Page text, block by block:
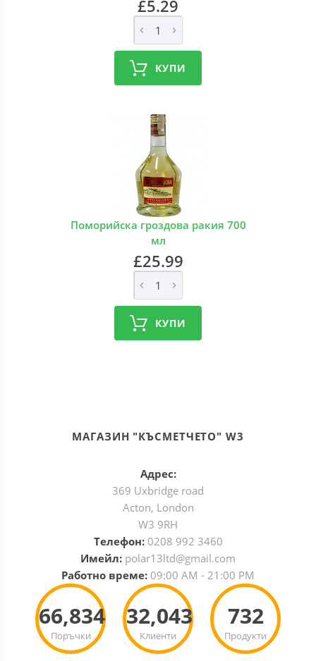
£5.29
КУПИ
Поморийска гроздова ракия 700
мл
£25.99
КУПИ
МАГАЗИН "КЪСМЕТЧЕТО" W3
Адрес:
369 Uxbridge road
Acton, London
W3 9RH
Телефон: 0208 992 3460
Имейл: polar13ltd@gmail.com
Работно време: 09:00 AM - 21:00 PM
Поръчки
66,834
Клиенти
32,043
Продукти
732